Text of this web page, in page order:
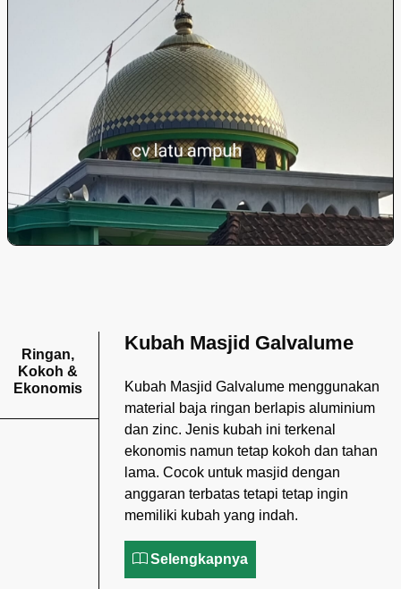
Ringan,
Kokoh &
Ekonomis
Kubah Masjid Galvalume
Kubah Masjid Galvalume menggunakan
material baja ringan berlapis aluminium
dan zinc. Jenis kubah ini terkenal
ekonomis namun tetap kokoh dan tahan
lama. Cocok untuk masjid dengan
anggaran terbatas tetapi tetap ingin
memiliki kubah yang indah.
Selengkapnya